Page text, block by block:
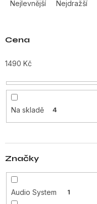
n
í
r
o
d
u
t
Nejlevnější Nejdražší
Cena
1490 Kč
Na skladě 4
Značky
Audio System 1